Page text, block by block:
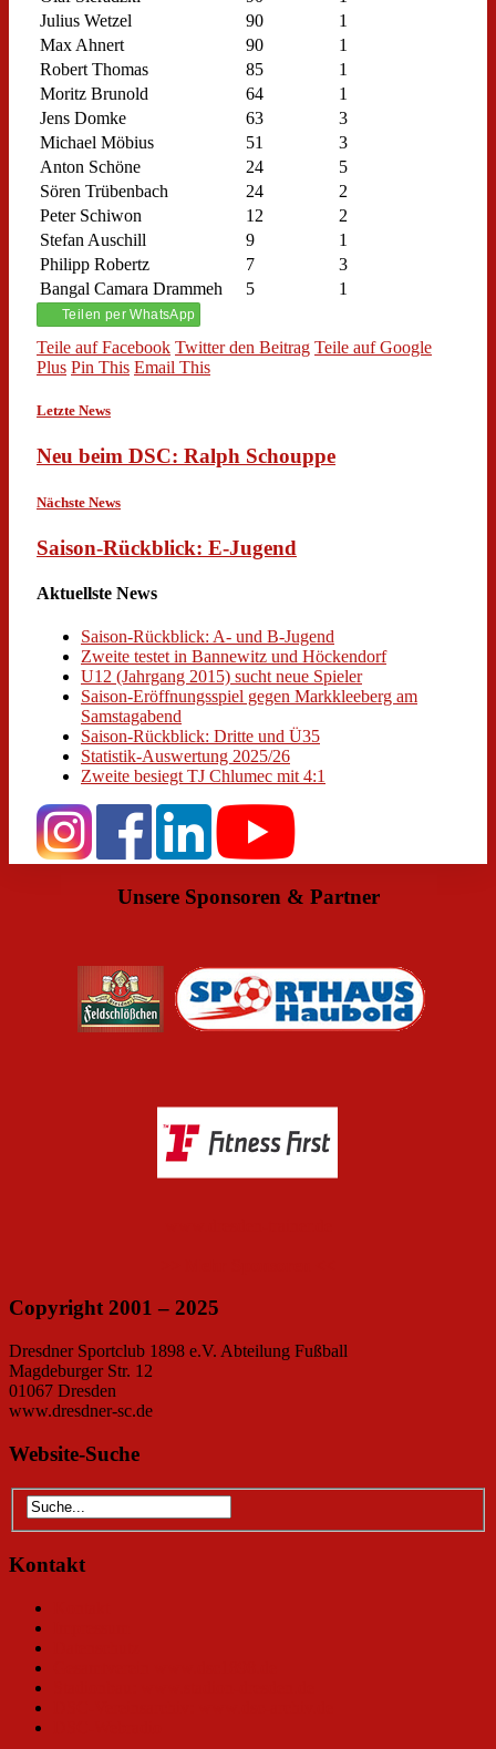
Julius Wetzel
90
1
Max Ahnert
90
1
Robert Thomas
85
1
Moritz Brunold
64
1
Jens Domke
63
3
Michael Möbius
51
3
Anton Schöne
24
5
Sören Trübenbach
24
2
Peter Schiwon
12
2
Stefan Auschill
9
1
Philipp Robertz
7
3
Bangal Camara Drammeh
5 1
Teilen per WhatsApp
Teile auf Facebook Twitter den Beitrag Teile auf Google
Plus Pin This Email This
Letzte News
Neu beim DSC: Ralph Schouppe
Nächste News
Saison-Rückblick: E-Jugend
Aktuellste News
Saison-Rückblick: A- und B-Jugend
Zweite testet in Bannewitz und Höckendorf
U12 (Jahrgang 2015) sucht neue Spieler
Saison-Eröffnungsspiel gegen Markkleeberg am
Samstagabend
Saison-Rückblick: Dritte und Ü35
Statistik-Auswertung 2025/26
Zweite besiegt TJ Chlumec mit 4:1
Unsere Sponsoren & Partner
Copyright 2001 – 2025
Dresdner Sportclub 1898 e.V. Abteilung Fußball
Magdeburger Str. 12
01067 Dresden
www.dresdner-sc.de
Website-Suche
Kontakt